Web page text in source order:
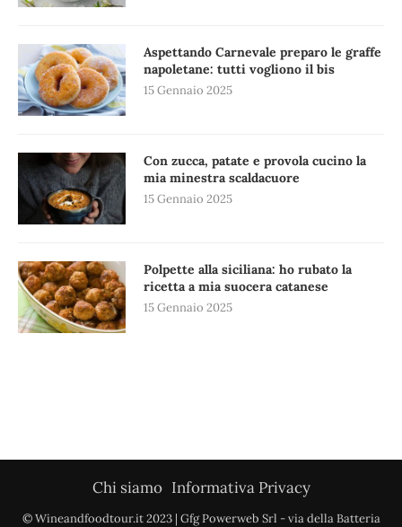
Aspettando Carnevale preparo le graffe
napoletane: tutti vogliono il bis
15 Gennaio 2025
Con zucca, patate e provola cucino la
mia minestra scaldacuore
15 Gennaio 2025
Polpette alla siciliana: ho rubato la
ricetta a mia suocera catanese
15 Gennaio 2025
Chi siamo Informativa Privacy
© Wineandfoodtour.it 2023 | Gfg Powerweb Srl - via della Batteria